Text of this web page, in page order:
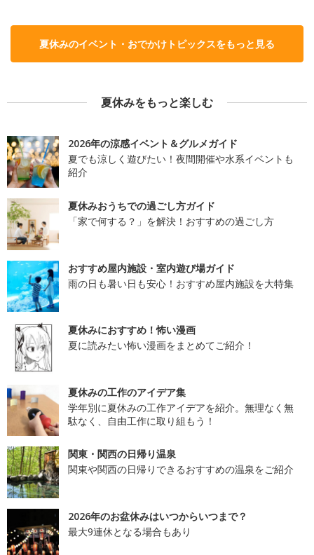
夏休みのイベント・おでかけトピックスをもっと見る
夏休みをもっと楽しむ
2026年の涼感イベント＆グルメガイド
夏でも涼しく遊びたい！夜間開催や水系イベントも
紹介
夏休みおうちでの過ごし方ガイド
「家で何する？」を解決！おすすめの過ごし方
おすすめ屋内施設・室内遊び場ガイド
雨の日も暑い日も安心！おすすめ屋内施設を大特集
夏休みにおすすめ！怖い漫画
夏に読みたい怖い漫画をまとめてご紹介！
夏休みの工作のアイデア集
学年別に夏休みの工作アイデアを紹介。無理なく無
駄なく、自由工作に取り組もう！
関東・関西の日帰り温泉
関東や関西の日帰りできるおすすめの温泉をご紹介
2026年のお盆休みはいつからいつまで？
最大9連休となる場合もあり